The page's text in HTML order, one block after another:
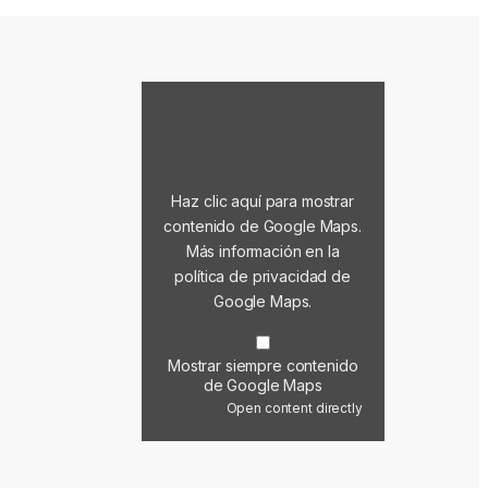
Haz clic aquí para mostrar
contenido de Google Maps.
Más información en la
política de privacidad de
Google Maps.
Mostrar siempre contenido
de Google Maps
Open content directly